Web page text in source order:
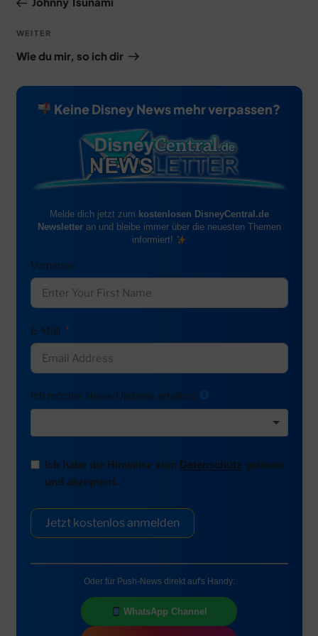
Performance am 18. September 2026
DER KÖNIG DER LÖWEN Relaxed Performance: Stage
Entertainment zeigt am 18. September 2026 die zweite
Relaxed Performance von…
SHOW & TICKETS
Disney Worlds Collide Concert Tour (Köln,
18.02.2027)
Disney Worlds Collide Concert Tour vereint
Descendants, ZOMBIES und Camp Rock…
Shop & Sale
Neuheiten im Shop
Reduzierte Artikel
Alle Deals & Angebote →
Gaming & TCG
Nächster
Beitrag
WEITER
Wie du mir, so ich dir
Keine Disney News mehr verpassen?
Melde dich jetzt zum kostenlosen DisneyCentral.de
Newsletteran und bleibe immer über die neuesten Themen
informiert!
Vorname
E-Mail
Ich möchte News-Updates erhalten:
Ich habe die Hinweise zum Datenschutz gelesen
und akzeptiert.
Jetzt kostenlos anmelden
Oder für Push-News direkt auf's Handy:
WhatsApp Channel